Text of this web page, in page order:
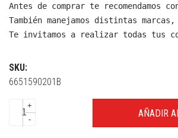
Antes de comprar te
También manejamos distintas
Te invitamos a realizar todas tus
SKU:
6651590201B
+
-